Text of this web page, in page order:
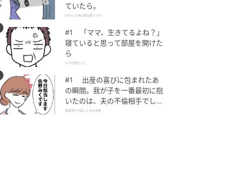
ていたら。
SNSに子供の顔を晒すママ
#1 「ママ、生きてるよね？」
寝ていると思って部屋を開けた
ら
ママが家出した
#1 出産の喜びに包まれたあ
の瞬間。我が子を一番最初に抱
いたのは、夫の不倫相手でし
た。
助産師と不倫した夫の末路